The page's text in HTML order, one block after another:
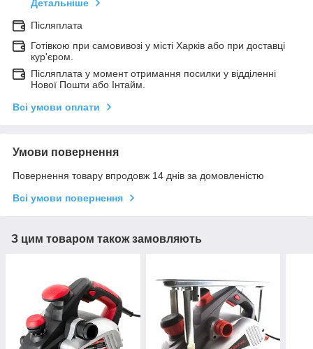
Детальніше
Післяплата
Готівкою при самовивозі у місті Харків або при доставці
кур'єром.
Післяплата у момент отримання посилки у відділенні
Нової Пошти або Інтайм.
Всі умови оплати
Умови повернення
Повернення товару впродовж 14 днів за домовленістю
Всі умови повернення
З цим товаром також замовляють